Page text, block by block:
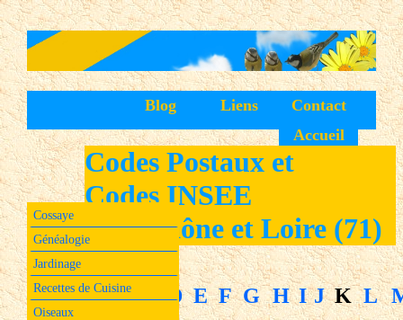
Contact
Liens
Blog
Accueil
Cossaye
Généalogie
Jardinage
Recettes de Cuisine
Oiseaux
Codes Postaux et
Codes INSEE
de la Saône et Loire (71)
A B C D E F G H I J K L